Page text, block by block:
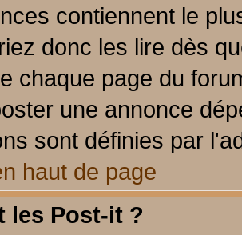
contiennent le
donc les lire dès
chaque page du
une annonce
sont définies par
haut de page
les Post-it ?